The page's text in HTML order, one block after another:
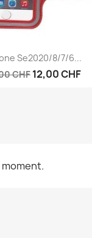
Aperçu rapide
Se2020/8/7/6...
CHF 12,00 CHF